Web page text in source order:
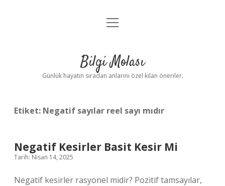
Anasayfa
Yasal Uyarı
menüyü
Bilgi Molası
Günlük hayatın sıradan anlarını özel kılan öneriler.
Etiket: Negatif sayılar reel sayı mıdır
Negatif Kesirler Basit Kesir Mi
Tarih: Nisan 14, 2025
Negatif kesirler rasyonel midir? Pozitif tamsayılar,